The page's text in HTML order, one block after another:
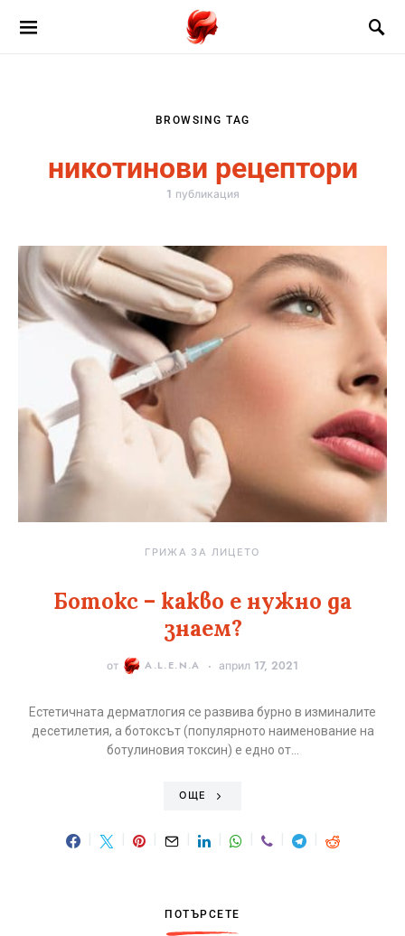
BROWSING TAG
никотинови рецептори
1 публикация
ГРИЖА ЗА ЛИЦЕТО
Ботокс – какво е нужно да
знаем?
от A.L.E.N.A април 17, 2021
Естетичната дерматлогия се развива бурно в изминалите
десетилетия, а ботоксът (популярното наименование на
ботулиновия токсин) е едно от…
ОЩЕ
ПОТЪРСЕТЕ